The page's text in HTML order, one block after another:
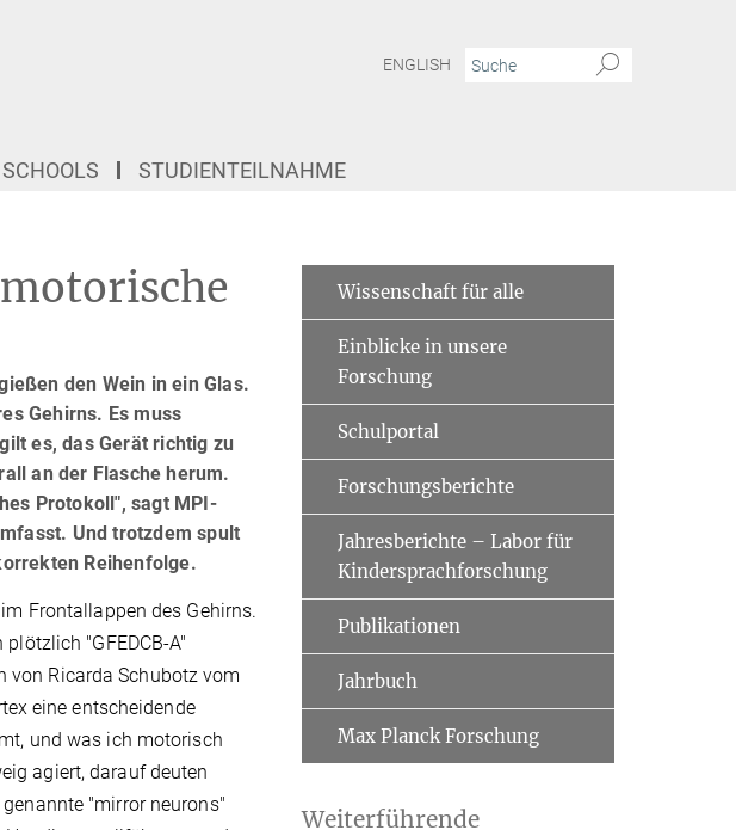
ENGLISH
SCHOOLS STUDIENTEILNAHME
den Wein in ein Glas.
Gehirns. Es muss
es, das Gerät richtig zu
an der Flasche herum.
Protokoll", sagt MPI-
Und trotzdem spult
Reihenfolge.
Frontallappen des Gehirns.
"GFEDCB-A"
von Ricarda Schubotz vom
eine entscheidende
und was ich motorisch
agiert, darauf deuten
"mirror neurons"
Wissenschaft für alle
Einblicke in unsere
Forschung
Schulportal
Forschungsberichte
Jahresberichte – Labor für
Kindersprachforschung
Publikationen
Jahrbuch
Max Planck Forschung
Weiterführende